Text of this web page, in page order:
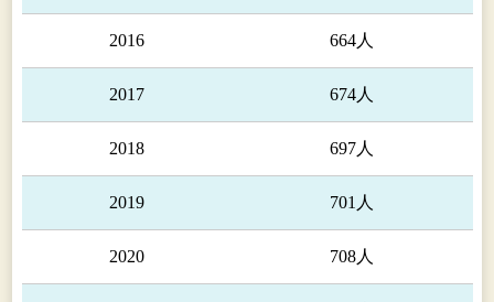
2016 664人
2017 674人
2018 697人
2019 701人
2020 708人